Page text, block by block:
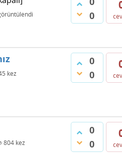
0
0
0
kez
0
0
804 kez